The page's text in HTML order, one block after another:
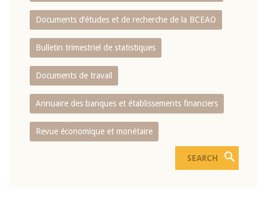
Documents d’études et de recherche de la BCEAO
Bulletin trimestriel de statistiques
Documents de travail
Annuaire des banques et établissements financiers
Revue économique et monétaire